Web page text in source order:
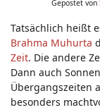
Gepostet von
Tatsächlich heißt
Brahma Muhurta
Zeit. Die andere
Dann auch
Übergangszeiten
besonders